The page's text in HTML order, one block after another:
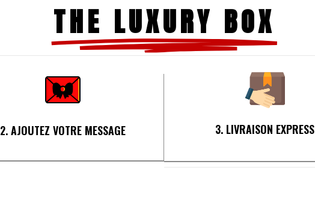
THE LUXURY BOX
2. AJOUTEZ VOTRE MESSAGE 3. LIVRAISON EXPRESS